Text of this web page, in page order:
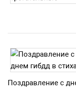
Поздравление с